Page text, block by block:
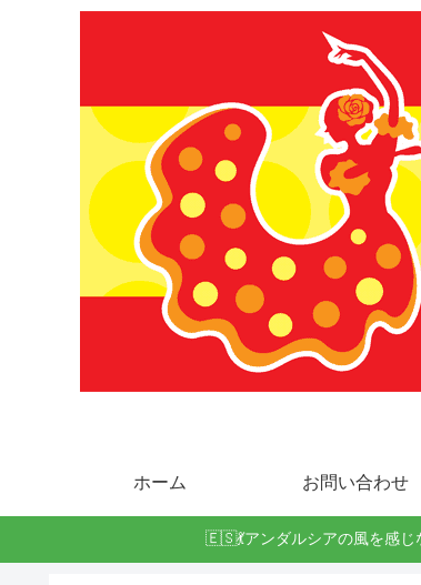
ホーム お問い合わせ
🇪🇸💃アンダルシアの風を感じ